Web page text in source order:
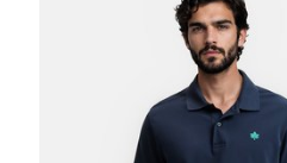
appliquée.